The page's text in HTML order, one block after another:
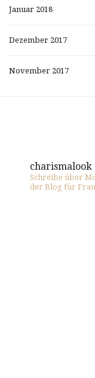
Januar 2018
Dezember 2017
November 2017
charismalook
Schreibe über
der Blog für